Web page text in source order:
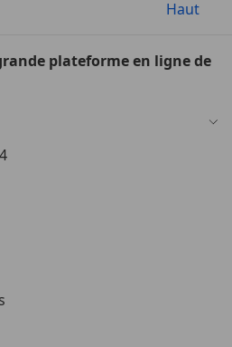
Haut
plateforme en ligne de